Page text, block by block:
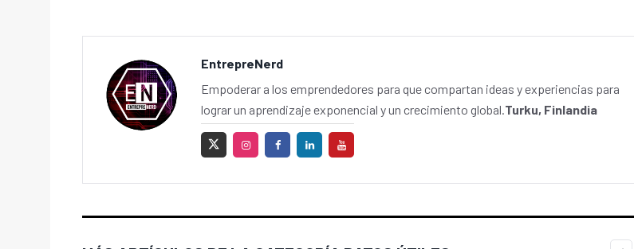
EntrepreNerd
Empoderar a los emprendedores para que compartan ideas y experiencias para
lograr un aprendizaje exponencial y un crecimiento global.Turku, Finlandia